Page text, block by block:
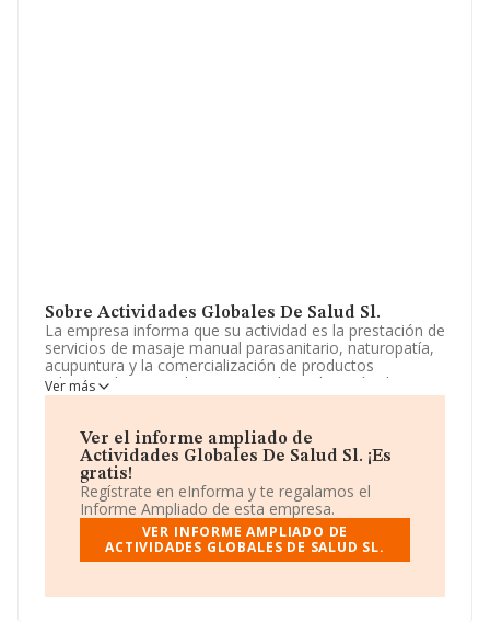
Sobre Actividades Globales De Salud Sl.
La empresa informa que su actividad es la prestación de
servicios de masaje manual parasanitario, naturopatía,
acupuntura y la comercialización de productos
relacionados con tales servicios. la explotación de
salones e institutos de belleza y estética, gabinetes de
terapéuticos y de relax. La sociedad está inscrita en el
Registro Mercantil como Sociedad Limitada. La
actividad de referencia CNAE corresponde a 'Otras
actividades sanitarias n.c.o.p.', cuyo Código es 8699. La
compañía no tiene actividad en mercados exteriores.
La empresaActividades Globales de Salud S.L
NIF B05303821, se encuentra en Calle Edgar Neville
Málaga, Andalucía.
Ver más
Ver el informe ampliado de
Actividades Globales De Salud Sl. ¡Es
gratis!
Regístrate en eInforma y te regalamos el
Informe Ampliado de esta empresa.
VER INFORME AMPLIADO DE
ACTIVIDADES GLOBALES DE SALUD SL.